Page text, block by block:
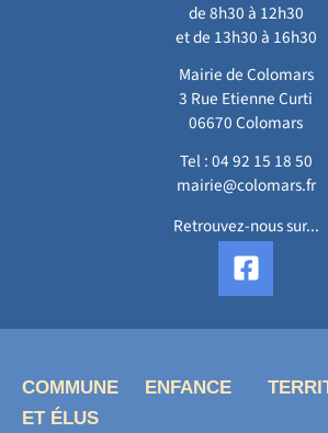
de 8h30 à 12h30
et de 13h30 à 16h30
Mairie de Colomars
3 Rue Etienne Curti
06670 Colomars
Tel :04 92 15 18 50
mairie@colomars.fr
Retrouvez-nous sur...
F
a
c
e
COMMUNE
ET ÉLUS
ENFANCE